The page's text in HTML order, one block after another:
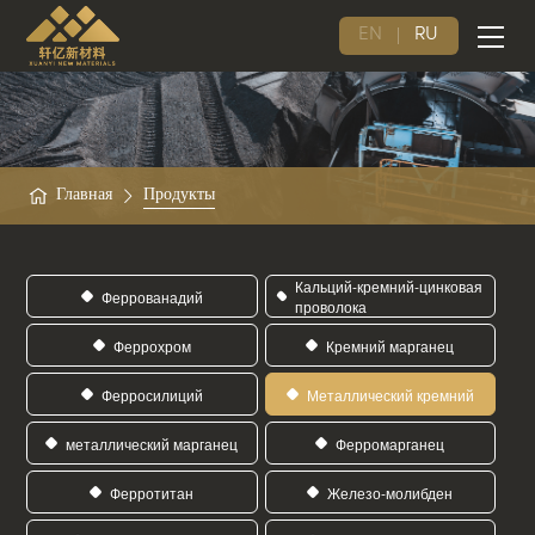
EN RU
Главная Продукты
Феррованадий
Кальций-кремний-цинковая
проволока
Феррохром
Кремний марганец
Ферросилиций Металлический кремний
металлический марганец Ферромарганец
Ферротитан Железо-молибден